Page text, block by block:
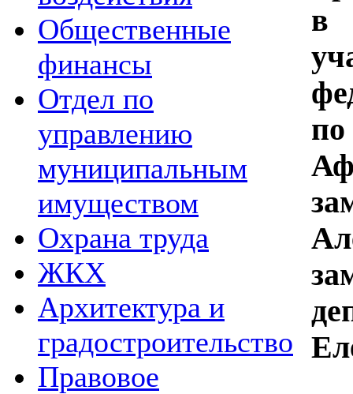
Общественные
финансы
Отдел по
управлению
муниципальным
имуществом
Охрана труда
ЖКХ
Архитектура и
градостроительство
Правовое
в